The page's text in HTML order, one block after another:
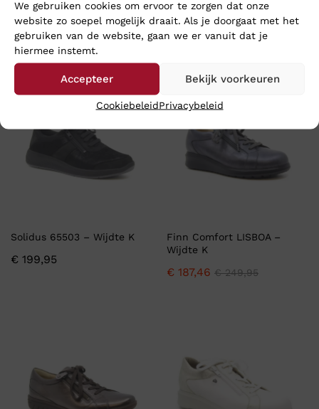
We gebruiken cookies om ervoor te zorgen dat onze
website zo soepel mogelijk draait. Als je doorgaat met het
gebruiken van de website, gaan we er vanuit dat je
hiermee instemt.
Accepteer Bekijk voorkeuren
CookiebeleidPrivacybeleid
€194,95
Wijdte H
€ 187,46 € 249,95
Solidus 65503 – Wijdte K
€ 199,95
-25
Finn Comfort LISBOA –
Wijdte K
€ 187,46 €249,95